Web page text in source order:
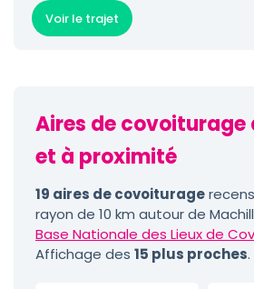
Voir le trajet
Aires de covoiturage
et à proximité
19 aires de covoiturage
rayon de 10 km autour de
Base Nationale des Lieux de
Affichage des 15 plus proches.